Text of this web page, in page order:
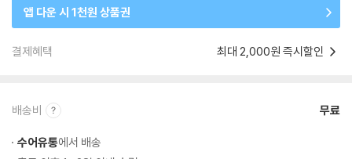
앱 다운 시 1천원 상품권
결제혜택 최대 2,000원 즉시할인
배송비 무료
수어유통에서 배송